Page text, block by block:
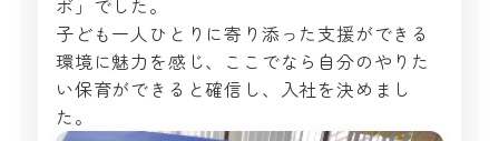
ボ」でした。
子ども一人ひとりに寄り添った支援ができる
環境に魅力を感じ、ここでなら自分のやりた
い保育ができると確信し、入社を決めまし
た。